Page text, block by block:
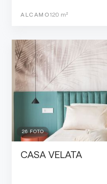
ALCAMO120 m²
26 FOTO
CASA VELATA